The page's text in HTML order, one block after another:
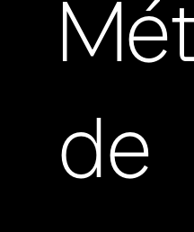
de